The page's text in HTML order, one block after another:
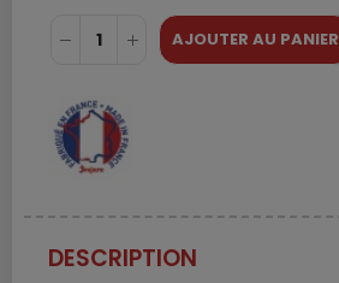
AJOUTER AU PANIER
DESCRIPTION